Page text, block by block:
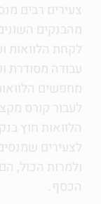
צעירים רבים
מהבנקים
לקחת הלוואות
עבודה מסודרת
מחפשים
לעבור קורס
הלוואות חוץ
לצעירים
ולמרות הכול,
הכסף.